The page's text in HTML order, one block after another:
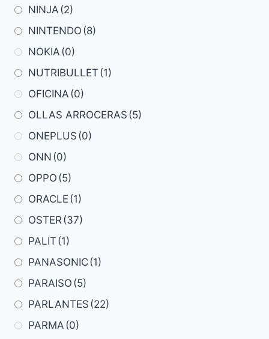
NINJA (2)
NINTENDO (8)
NOKIA (0)
NUTRIBULLET (1)
OFICINA (0)
OLLAS ARROCERAS (5)
ONEPLUS (0)
ONN (0)
OPPO (5)
ORACLE (1)
OSTER (37)
PALIT (1)
PANASONIC(1)
PARAISO (5)
PARLANTES (22)
PARMA (0)